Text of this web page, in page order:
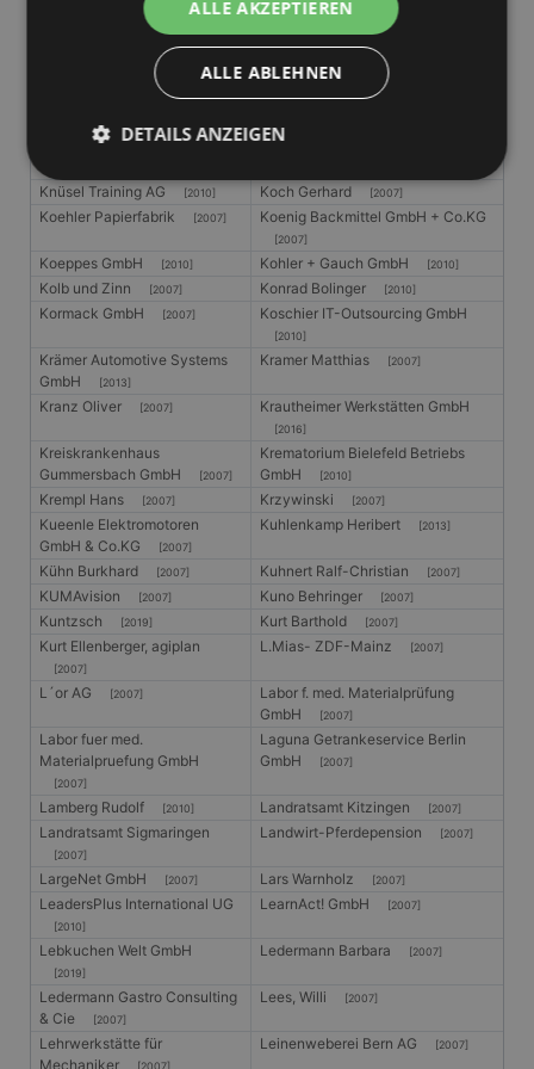
Kessler & Günthel OHG [2010]
Kischkewitz Heinz-Günter Klabes Siegfried [2007]
Klaus Bossert[2007] Klaus Hoffmann
Knüsel Training AG [2010] Koch Gerhard [2007]
Koehler Papierfabrik [2007] Koenig Backmittel GmbH + Co.KG
[2007]
Koeppes GmbH [2010] Kohler + Gauch GmbH [2010]
Kolb und Zinn [2007] Konrad Bolinger [2010]
Kormack GmbH [2007] Koschier IT-Outsourcing GmbH
[2010]
Krämer Automotive Systems
GmbH
[2013]
Kramer Matthias [2007]
Kranz Oliver [2007] Krautheimer Werkstätten GmbH
[2016]
Kreiskrankenhaus
Gummersbach GmbH
[2007]
Krematorium Bielefeld Betriebs
GmbH
[2010]
Krempl Hans [2007] Krzywinski [2007]
Kueenle Elektromotoren
GmbH & Co.KG
[2007]
Kuhlenkamp Heribert [2013]
Kühn Burkhard [2007] Kuhnert Ralf-Christian [2007]
KUMAvision [2007] Kuno Behringer [2007]
Kuntzsch [2019] Kurt Barthold [2007]
Kurt Ellenberger, agiplan
[2007]
L.Mias- ZDF-Mainz [2007]
L´or AG [2007]
Labor f. med. Materialprüfung
GmbH
[2007]
Labor fuer med.
Materialpruefung GmbH
[2007]
Laguna Getrankeservice Berlin
GmbH
[2007]
Lamberg Rudolf [2010] Landratsamt Kitzingen [2007]
Landratsamt Sigmaringen
[2007]
Landwirt-Pferdepension [2007]
LargeNet GmbH [2007] Lars Warnholz [2007]
LeadersPlus International UG
[2010]
LearnAct! GmbH [2007]
Lebkuchen Welt GmbH
[2019]
Ledermann Barbara [2007]
Ledermann Gastro Consulting
& Cie
[2007]
Lees, Willi [2007]
Lehrwerkstätte für
Mechaniker
[2007]
Leinenweberei Bern AG [2007]
ALLE AKZEPTIEREN
ALLE ABLEHNEN
DETAILS ANZEIGEN
Unbedingt erforderlich
Targeting
Unklassifizierte
Unbedingt erforderliche Cookies ermöglichen
wesentliche Kernfunktionen der Website wie die
Benutzeranmeldung und die Kontoverwaltung.
Ohne die unbedingt erforderlichen Cookies kann die
Website nicht ordnungsgemäß verwendet werden.
Domäne
PHPSESSID
PHP.net
www.gangl.de
CookieScriptConsent
CookieScript
www.gangl.de
1 Monat
Cookie-